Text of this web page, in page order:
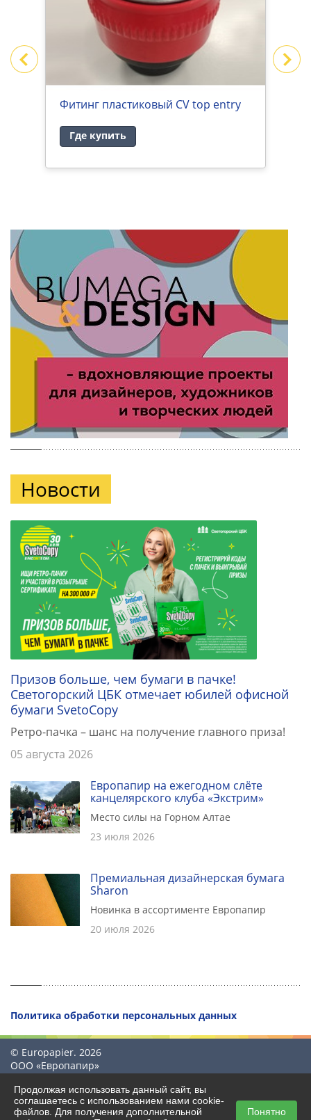
Фитинг пластиковый CV top entry
Где купить
Новости
Призов больше, чем бумаги в пачке!
Светогорский ЦБК отмечает юбилей офисной
бумаги SvetoCopy
Ретро-пачка – шанс на получение главного приза!
05 августа 2026
Европапир на ежегодном слёте
канцелярского клуба «Экстрим»
Место силы на Горном Алтае
23 июля 2026
Премиальная дизайнерская бумага
Sharon
Новинка в ассортименте Европапир
20 июля 2026
Политика обработки персональных данных
© Europapier. 2026
ООО «Европапир»
Продолжая использовать данный сайт, вы
соглашаетесь с использованием нами cookie-
файлов. Для получения дополнительной
Понятно